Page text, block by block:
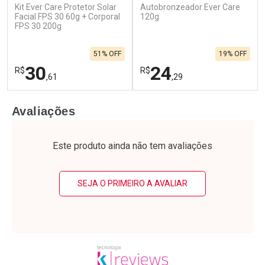
Kit Ever Care Protetor Solar
Facial FPS 30 60g + Corporal
FPS 30 200g
R$30,61
51% OFF
Laboratório
Por Menos
Autobronzeador Ever Care
120g
R$24,29
19% OFF
Laboratório
Por Menos
Avaliações
Este produto ainda não tem avaliações
SEJA O PRIMEIRO A AVALIAR